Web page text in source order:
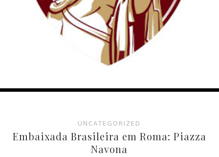
UNCATEGORIZED
Embaixada Brasileira em Roma: Piazza
Navona